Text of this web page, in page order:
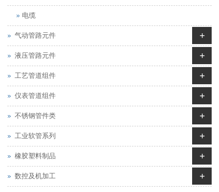
电缆
气动管路元件 +
液压管路元件 +
工艺管道组件 +
仪表管道组件 +
不锈钢管件类 +
工业软管系列 +
橡胶塑料制品 +
数控及机加工 +